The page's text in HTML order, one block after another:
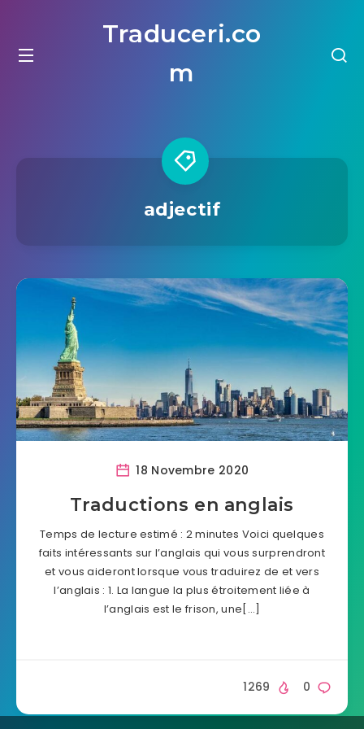
Traduceri.co
m
adjectif
18 Novembre 2020
Traductions en anglais
Temps de lecture estimé : 2 minutes Voici quelques
faits intéressants sur l’anglais qui vous surprendront
et vous aideront lorsque vous traduirez de et vers
l’anglais : 1. La langue la plus étroitement liée à
l’anglais est le frison, une[…]
0
1269